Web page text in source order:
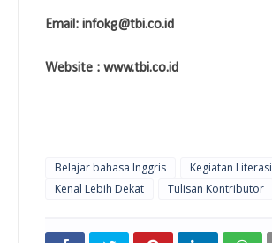
Email: infokg@tbi.co.id
Website : www.tbi.co.id
Belajar bahasa Inggris
Kegiatan Literasi
Kenal Lebih Dekat
Tulisan Kontributor